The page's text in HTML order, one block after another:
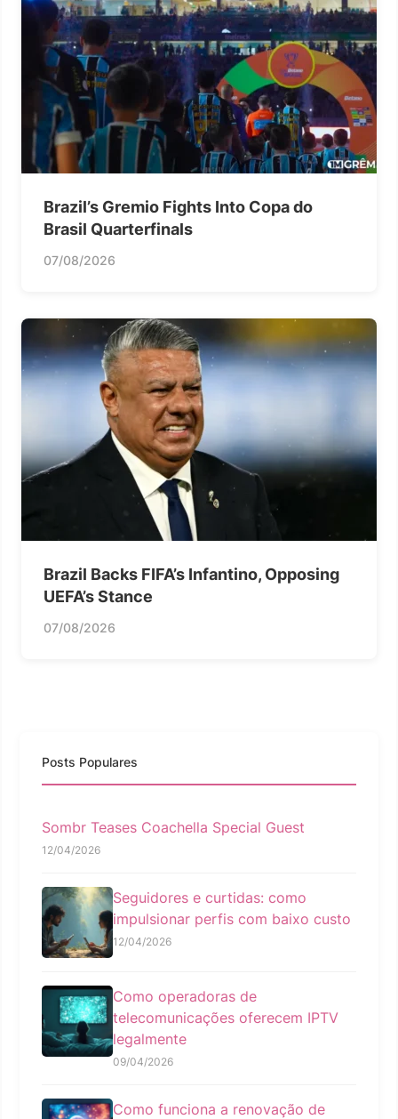
Brazil’s Gremio Fights Into Copa do
Brasil Quarterfinals
07/08/2026
Brazil Backs FIFA’s Infantino, Opposing
UEFA’s Stance
07/08/2026
Posts Populares
Sombr Teases Coachella Special Guest
12/04/2026
Seguidores e curtidas: como
impulsionar perfis com baixo custo
12/04/2026
Como operadoras de
telecomunicações oferecem IPTV
legalmente
09/04/2026
Como funciona a renovação de